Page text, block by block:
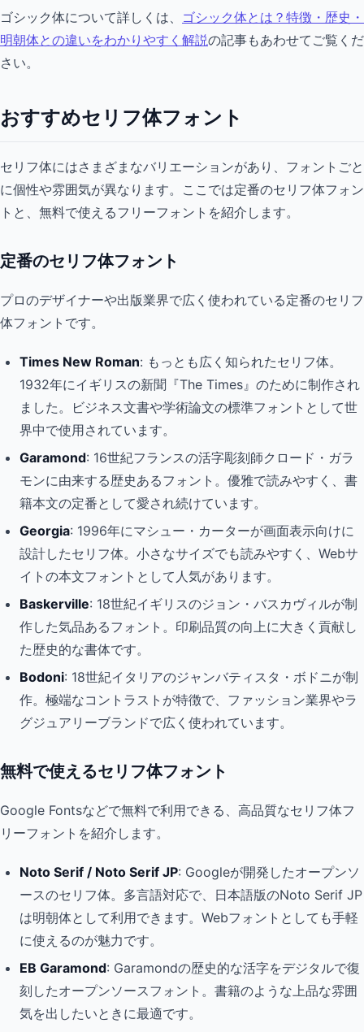
ゴシック体について詳しくは、 ゴシック体とは？特徴・歴史・
明朝体との違いをわかりやすく解説の記事もあわせてご覧くだ
さい。
おすすめセリフ体フォント
セリフ体にはさまざまなバリエーションがあり、フォントごと
に個性や雰囲気が異なります。ここでは定番のセリフ体フォン
トと、無料で使えるフリーフォントを紹介します。
定番のセリフ体フォント
プロのデザイナーや出版業界で広く使われている定番のセリフ
体フォントです。
Times New Roman: もっとも広く知られたセリフ体。
1932年にイギリスの新聞『The Times』のために制作され
ました。ビジネス文書や学術論文の標準フォントとして世
界中で使用されています。
Garamond: 16世紀フランスの活字彫刻師クロード・ガラ
モンに由来する歴史あるフォント。優雅で読みやすく、書
籍本文の定番として愛され続けています。
Georgia: 1996年にマシュー・カーターが画面表示向けに
設計したセリフ体。小さなサイズでも読みやすく、Webサ
イトの本文フォントとして人気があります。
Baskerville: 18世紀イギリスのジョン・バスカヴィルが制
作した気品あるフォント。印刷品質の向上に大きく貢献し
た歴史的な書体です。
Bodoni: 18世紀イタリアのジャンバティスタ・ボドニが制
作。極端なコントラストが特徴で、ファッション業界やラ
グジュアリーブランドで広く使われています。
無料で使えるセリフ体フォント
Google Fontsなどで無料で利用できる、高品質なセリフ体フ
リーフォントを紹介します。
Noto Serif / Noto Serif JP: Googleが開発したオープンソ
ースのセリフ体。多言語対応で、日本語版のNoto Serif JP
は明朝体として利用できます。Webフォントとしても手軽
に使えるのが魅力です。
EB Garamond: Garamondの歴史的な活字をデジタルで復
刻したオープンソースフォント。書籍のような上品な雰囲
気を出したいときに最適です。